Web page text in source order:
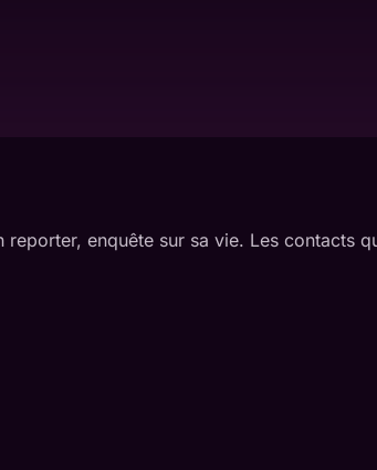
enquête sur sa vie. Les contacts